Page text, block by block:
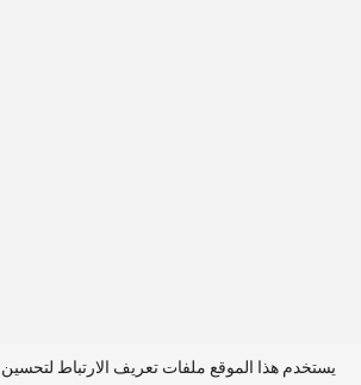
يستخدم هذا الموقع ملفات تعريف الارتباط